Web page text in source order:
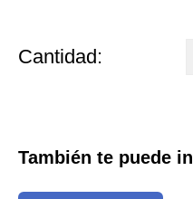
Cantidad:
También te puede